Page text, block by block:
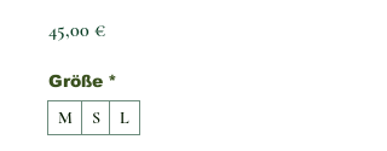
45,00 €Preis
Größe *
M S L